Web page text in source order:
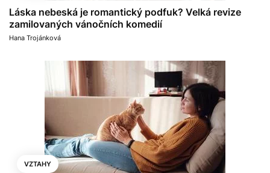
Láska nebeská je romantický podfuk? Velká revize
zamilovaných vánočních komedií
Hana Trojánková
VZTAHY